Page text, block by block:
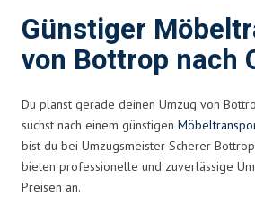
Günstiger
von Bottrop nach
Du planst gerade deinen Umzug von
suchst nach einem günstigen
bist du bei Umzugsmeister Scherer
bieten professionelle und zuverlässige
Preisen an.